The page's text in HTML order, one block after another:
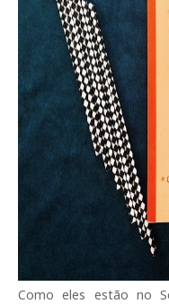
Como eles estão no